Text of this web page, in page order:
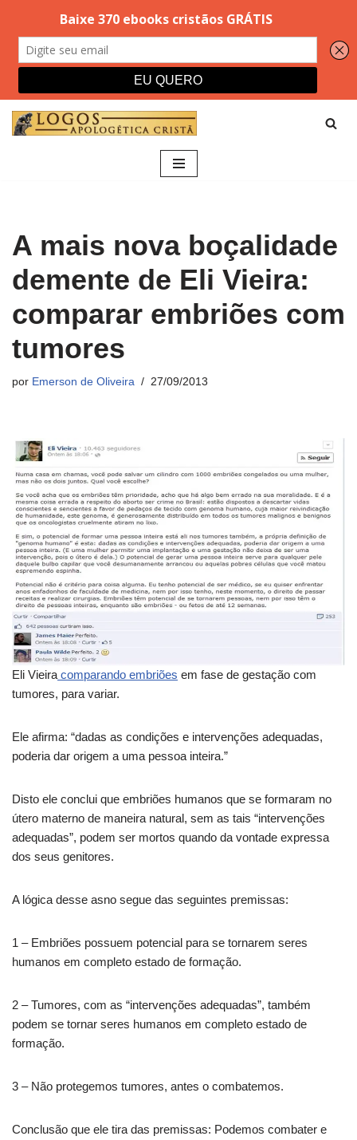
A mais nova boçalidade
demente de Eli Vieira:
comparar embriões com
tumores
por Emerson de Oliveira 27/09/2013
Eli Vieira comparando embriões em fase de gestação com
tumores, para variar.
Ele afirma: “dadas as condições e intervenções adequadas,
poderia dar origem a uma pessoa inteira.”
Disto ele conclui que embriões humanos que se formaram no
útero materno de maneira natural, sem as tais “intervenções
adequadas”, podem ser mortos quando da vontade expressa
dos seus genitores.
A lógica desse asno segue das seguintes premissas:
1 – Embriões possuem potencial para se tornarem seres
humanos em completo estado de formação.
2 – Tumores, com as “intervenções adequadas”, também
podem se tornar seres humanos em completo estado de
formação.
3 – Não protegemos tumores, antes o combatemos.
Conclusão que ele tira das premissas: Podemos combater e